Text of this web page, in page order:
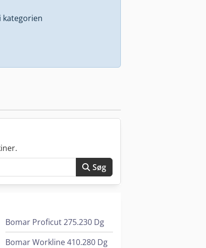
kategorien
Søg
Bomar Proficut 275.230 Dg
Bomar Workline 410.280 Dg